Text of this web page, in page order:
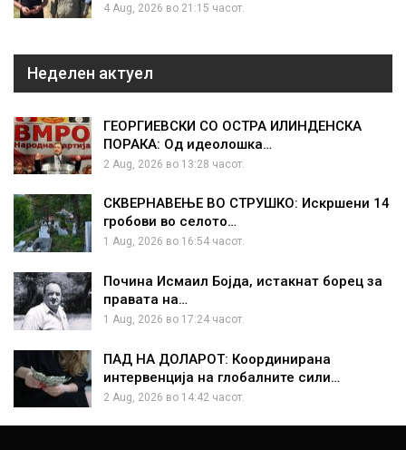
4 Aug, 2026 во 21:15 часот.
Неделен актуел
ГЕОРГИЕВСКИ СО ОСТРА ИЛИНДЕНСКА
ПОРАКА: Од идеолошка…
2 Aug, 2026 во 13:28 часот.
СКВЕРНАВЕЊЕ ВО СТРУШКО: Искршени 14
гробови во селото…
1 Aug, 2026 во 16:54 часот.
Почина Исмаил Бојда, истакнат борец за
правата на…
1 Aug, 2026 во 17:24 часот.
ПАД НА ДОЛАРОТ: Координирана
интервенција на глобалните сили…
2 Aug, 2026 во 14:42 часот.